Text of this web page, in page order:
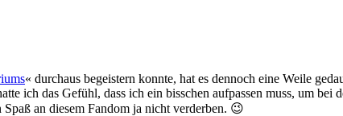
« durchaus begeistern konnte, hat es dennoch eine Weile
ich das Gefühl, dass ich ein bisschen aufpassen muss, um bei
an diesem Fandom ja nicht verderben. 😉